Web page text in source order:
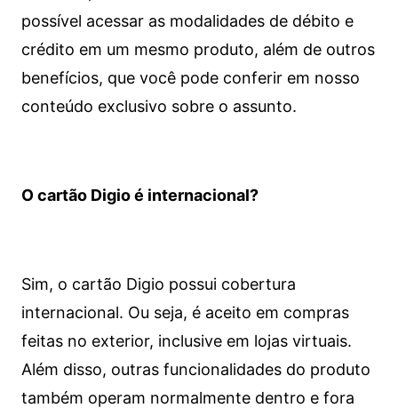
possível acessar as modalidades de débito e
crédito em um mesmo produto, além de outros
benefícios, que você pode conferir em nosso
conteúdo exclusivo sobre o assunto.
O cartão Digio é internacional?
Sim, o cartão Digio possui cobertura
internacional. Ou seja, é aceito em compras
feitas no exterior, inclusive em lojas virtuais.
Além disso, outras funcionalidades do produto
também operam normalmente dentro e fora